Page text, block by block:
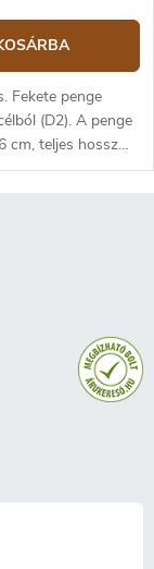
Fekete penge
(D2). A penge
cm, teljes hossz
sötétzöld